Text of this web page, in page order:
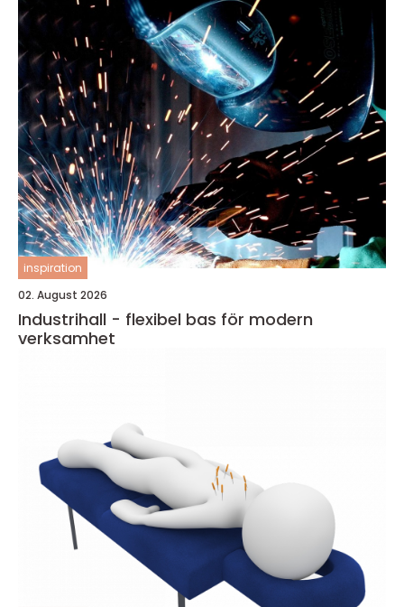
inspiration
02. August 2026
Industrihall - flexibel bas för modern
verksamhet